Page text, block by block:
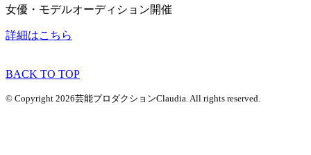
女優・モデルオーディション開催
詳細はこちら
BACK TO TOP
© Copyright 2026芸能プロダクションClaudia. All rights reserved.